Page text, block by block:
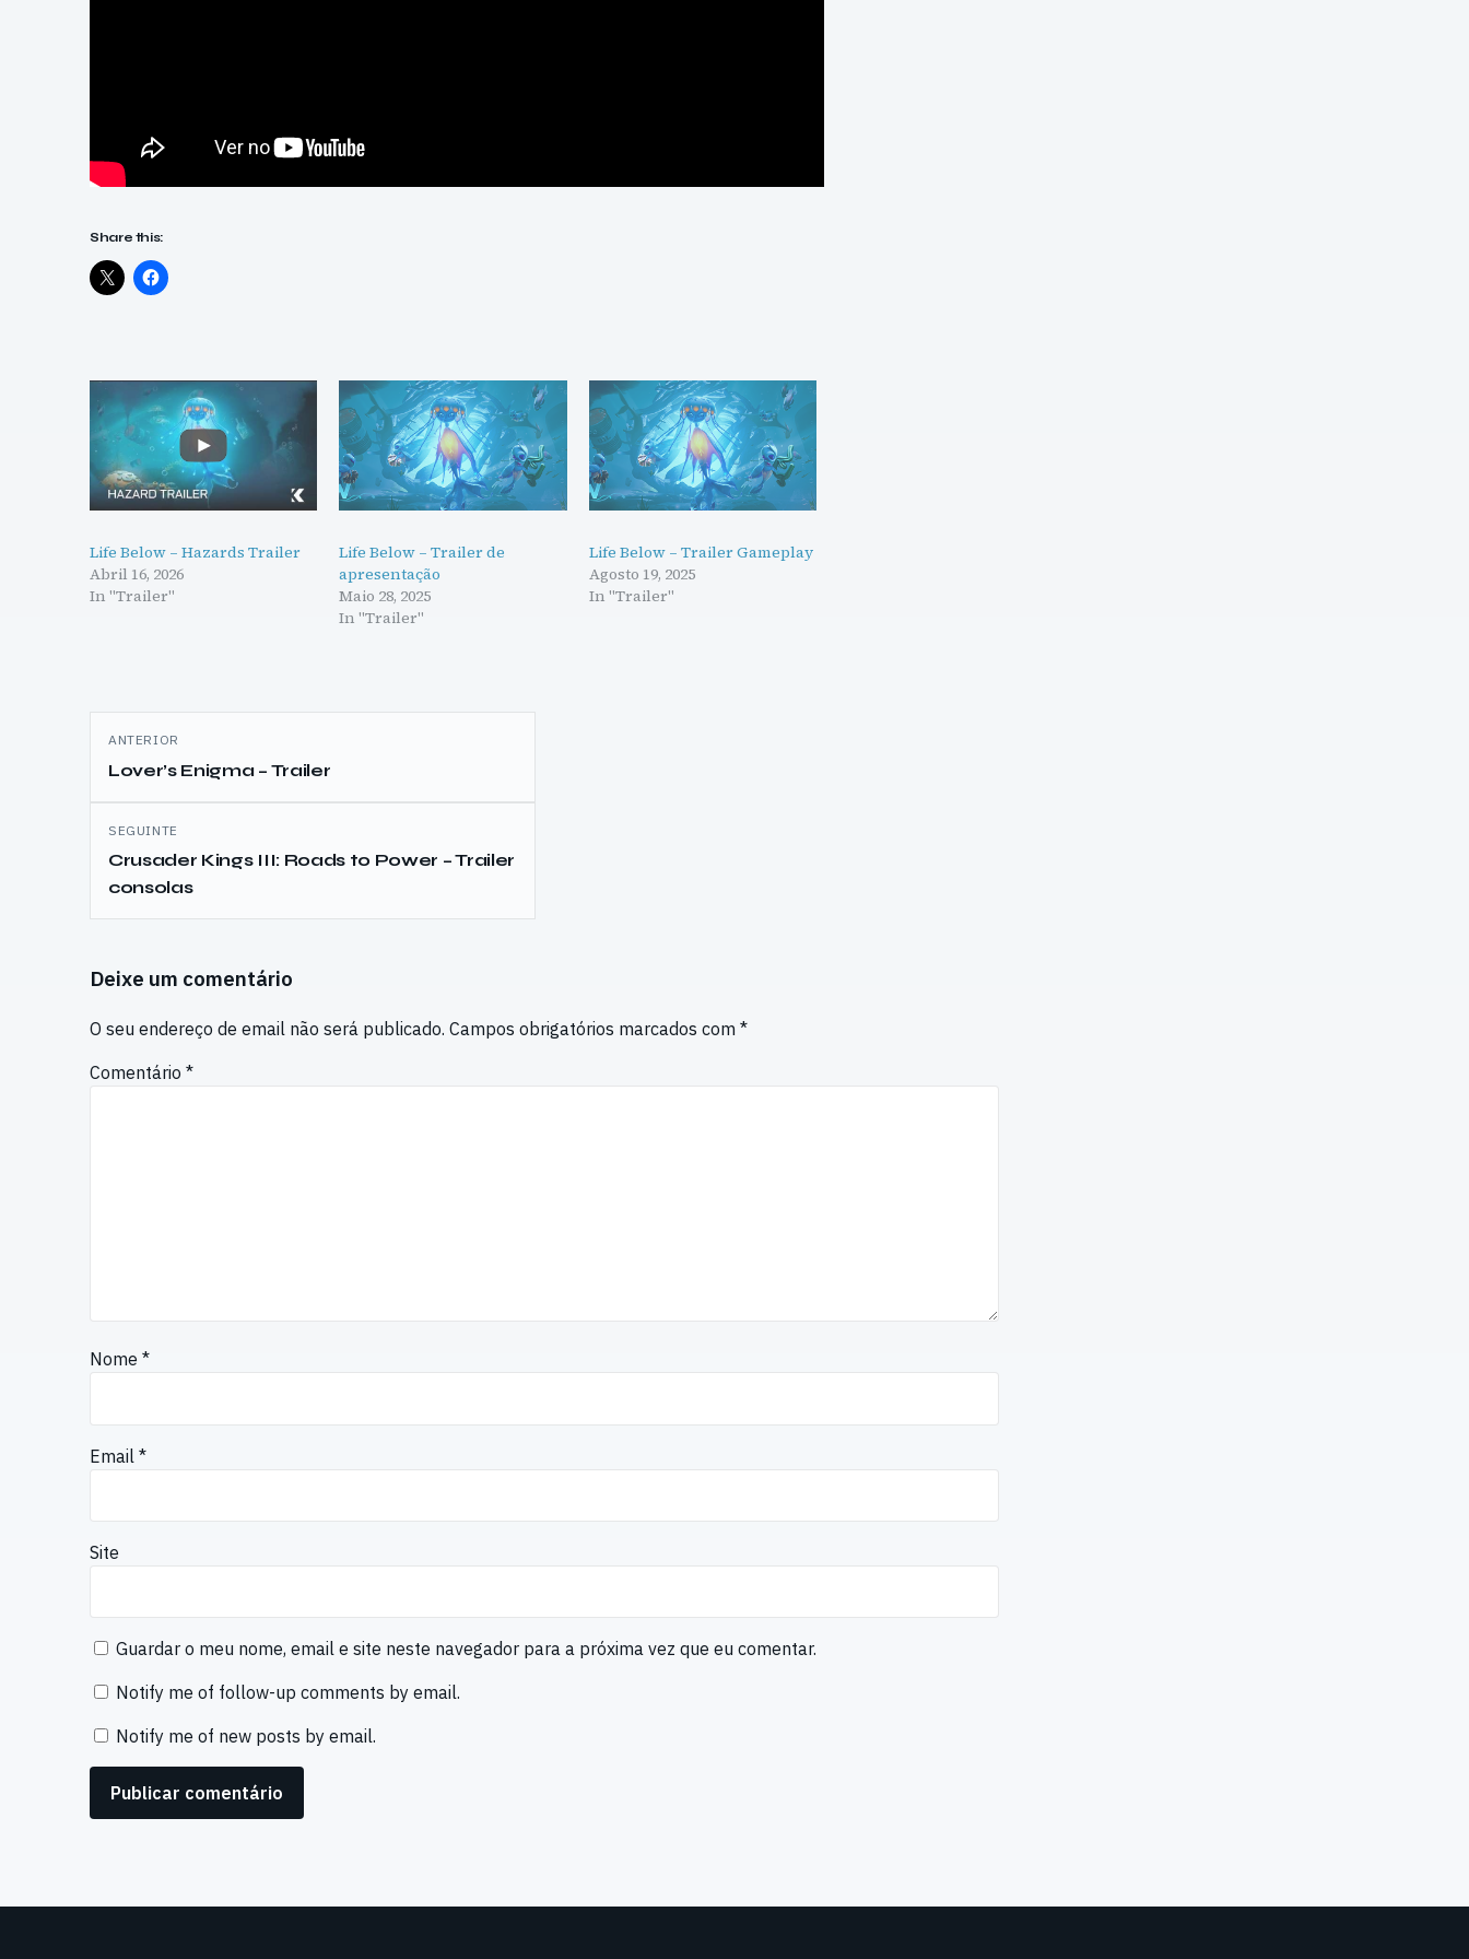
Share this:
Life Below – Hazards Trailer
Abril 16, 2026
In "Trailer"
Life Below – Trailer de
apresentação
Maio 28, 2025
In "Trailer"
Life Below – Trailer Gameplay
Agosto 19, 2025
In "Trailer"
Navegação
de
artigos
ANTERIOR
Lover’s Enigma – Trailer
SEGUINTE
Crusader Kings III: Roads to Power – Trailer
consolas
Deixe um comentário
O seu endereço de email não será publicado. Campos obrigatórios marcados com *
Comentário *
Nome *
Email *
Site
Guardar o meu nome, email e site neste navegador para a próxima vez que eu comentar.
Notify me of follow-up comments by email.
Notify me of new posts by email.